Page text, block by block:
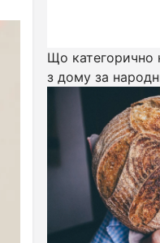
Що категорично
з дому за